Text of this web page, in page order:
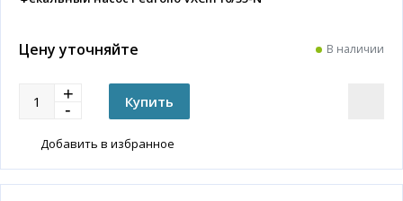
Цену уточняйте В наличии
Добавить в избранное